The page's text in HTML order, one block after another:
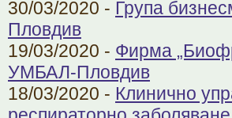
30/03/2020 - Група
Пловдив
19/03/2020 - Фирма
УМБАЛ-Пловдив
18/03/2020 - Клинично